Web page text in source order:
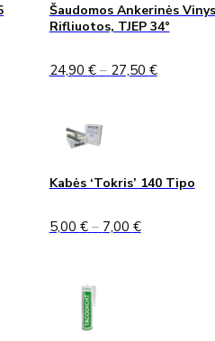
Šaudomos Ankerinės
Rifliuotos, TJEP 34°
24,90 € – 27,50 €Price
Kabės ‘Tokris’ 140 Tipo
5,00 € – 7,00 €Price